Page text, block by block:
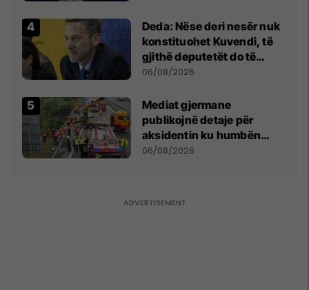
Deda: Nëse deri nesër nuk
konstituohet Kuvendi, të
gjithë deputetët do të
bëjnë shkelje të rëndë
06/08/2026
Mediat gjermane
publikojnë detaje për
aksidentin ku humbën
jetën tre mërgimtarë nga
06/08/2026